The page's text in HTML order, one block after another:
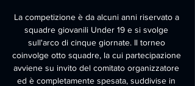
La competizione è da alcuni anni riservato a
squadre giovanili Under 19 e si svolge
sull'arco di cinque giornate. Il torneo
coinvolge otto squadre, la cui partecipazione
avviene su invito del comitato organizzatore
ed è completamente spesata, suddivise in